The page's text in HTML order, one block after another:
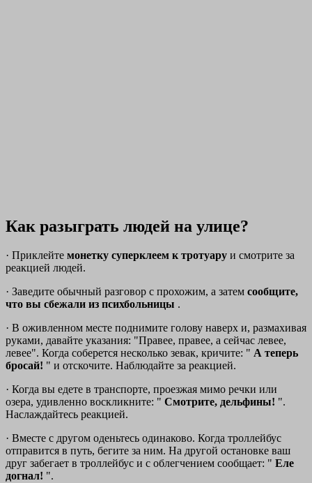
Как разыграть людей на улице?
· Приклейте монетку суперклеем к тротуару и смотрите за
реакцией людей.
· Заведите обычный разговор с прохожим, а затем сообщите,
что вы сбежали из психбольницы .
· В оживленном месте поднимите голову наверх и, размахивая
руками, давайте указания: "Правее, правее, а сейчас левее,
левее". Когда соберется несколько зевак, кричите: " А теперь
бросай! " и отскочите. Наблюдайте за реакцией.
· Когда вы едете в транспорте, проезжая мимо речки или
озера, удивленно воскликните: " Смотрите, дельфины! ".
Наслаждайтесь реакцией.
· Вместе с другом оденьтесь одинаково. Когда троллейбус
отправится в путь, бегите за ним. На другой остановке ваш
друг забегает в троллейбус и с облегчением сообщает: " Еле
догнал! ".